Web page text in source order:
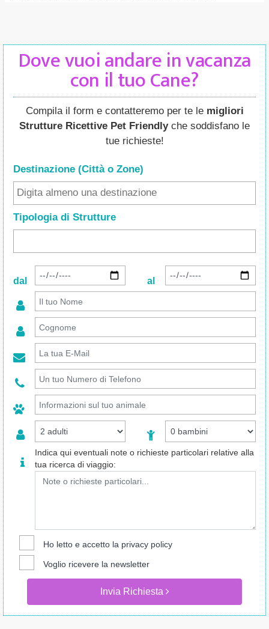
Dove vuoi andare in vacanza
con il tuo Cane?
Compila il form e contatteremo per te le migliori
Strutture Ricettive Pet Friendlyche soddisfano le
tue richieste!
Destinazione (Città o Zone)
Tipologia di Strutture
dal al
Indica qui eventuali note o richieste particolari relative alla
tua ricerca di viaggio:
Ho letto e accetto la privacy policy
Voglio ricevere la newsletter
Invia Richiesta